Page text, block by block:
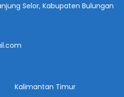
Selor, Kabupaten Bulungan
Kalimantan Timur